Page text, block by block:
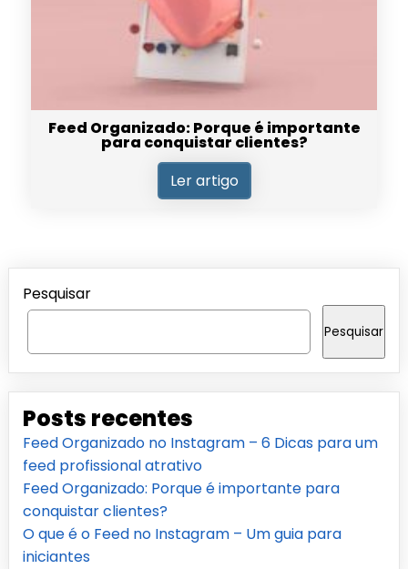
Feed Organizado: Porque é importante
para conquistar clientes?
Ler artigo
Pesquisar
Pesquisar
Posts recentes
Feed Organizado no Instagram – 6 Dicas para um
feed profissional atrativo
Feed Organizado: Porque é importante para
conquistar clientes?
O que é o Feed no Instagram – Um guia para
iniciantes